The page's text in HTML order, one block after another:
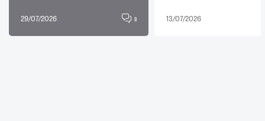
29/07/2026 8 13/07/2026